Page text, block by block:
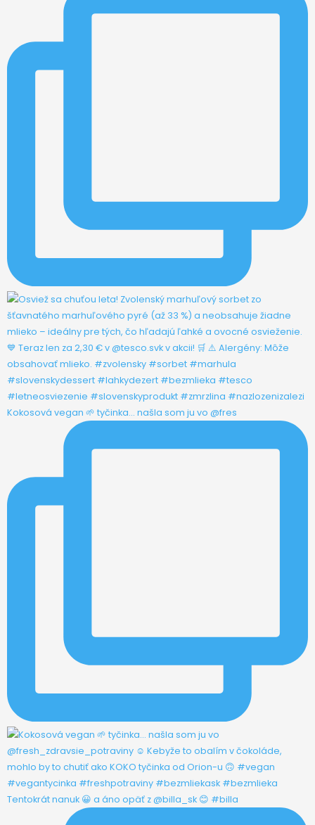
Kokosová vegan 🌱 tyčinka... našla som ju vo @fres
Tentokrát nanuk 😀 a áno opäť z @billa_sk 😊 #billa